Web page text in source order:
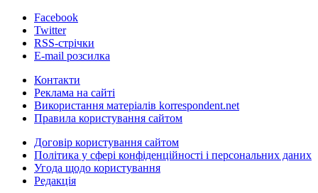
Facebook
Twitter
RSS-стрічки
E-mail розсилка
Контакти
Реклама на сайті
Використання матеріалів korrespondent.net
Правила користування сайтом
Договір користування сайтом
Політика у сфері конфіденційності і персональних даних
Угода щодо користування
Редакція